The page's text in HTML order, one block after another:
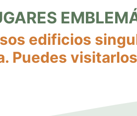
edificios
Puedes